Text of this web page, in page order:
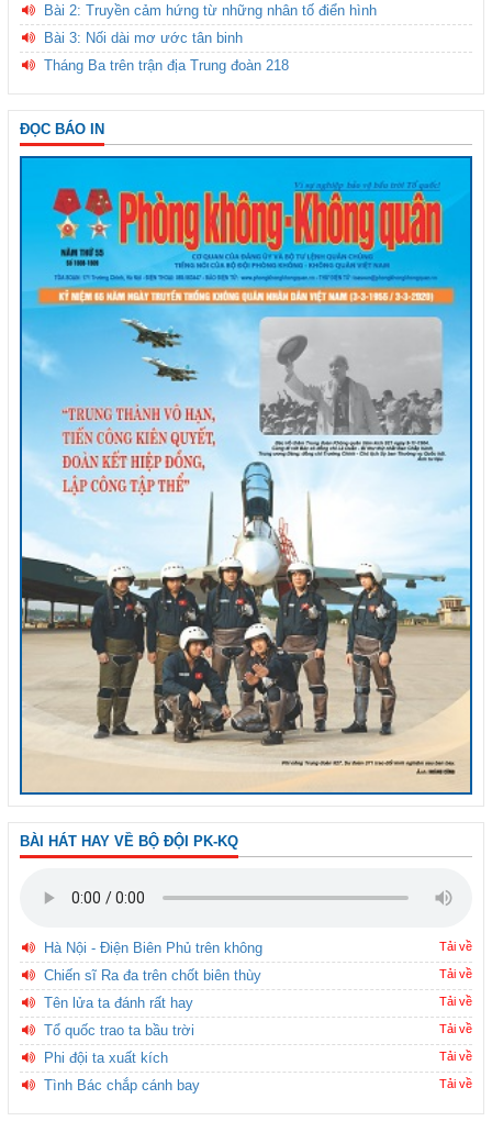
Bài 2: Truyền cảm hứng từ những nhân tố điển hình
Bài 3: Nối dài mơ ước tân binh
Tháng Ba trên trận địa Trung đoàn 218
ĐỌC BÁO IN
BÀI HÁT HAY VỀ BỘ ĐỘI PK-KQ
Hà Nội - Điện Biên Phủ trên không Tải về
Chiến sĩ Ra đa trên chốt biên thùy Tải về
Tên lửa ta đánh rất hay Tải về
Tổ quốc trao ta bầu trời Tải về
Phi đội ta xuất kích Tải về
Tình Bác chắp cánh bay Tải về